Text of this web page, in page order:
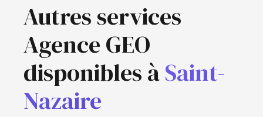
Autres services
Agence GEO
disponibles àSaint-
Nazaire